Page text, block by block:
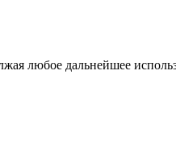
любое дальнейшее